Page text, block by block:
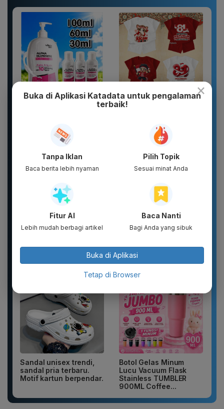
WHITE INC Alpha Glow
Moisturizing |...
New 2026 Pamelo.id
2026 Katun...
Sandal Baim unisex
dari bahan karet dan
DXPRO - Jersey Reguler
Indonesia Collection
Drop 1...
Sandal unisex trendi,
sandal pria terbaru.
Motif kartun berpendar.
Botol Gelas Minum
Lucu Vacuum Flask
Stainless TUMBLER
900ML Coffee...
×
Buka di Aplikasi Katadata untuk pengalaman
terbaik!
Tanpa Iklan
Baca berita lebih nyaman
Pilih Topik
Sesuai minat Anda
Fitur AI
Lebih mudah berbagi artikel
Baca Nanti
Bagi Anda yang sibuk
Buka di Aplikasi
Tetap di Browser